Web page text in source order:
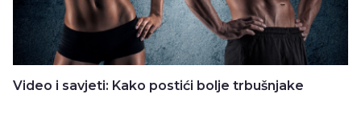
Video i savjeti: Kako postići bolje trbušnjake